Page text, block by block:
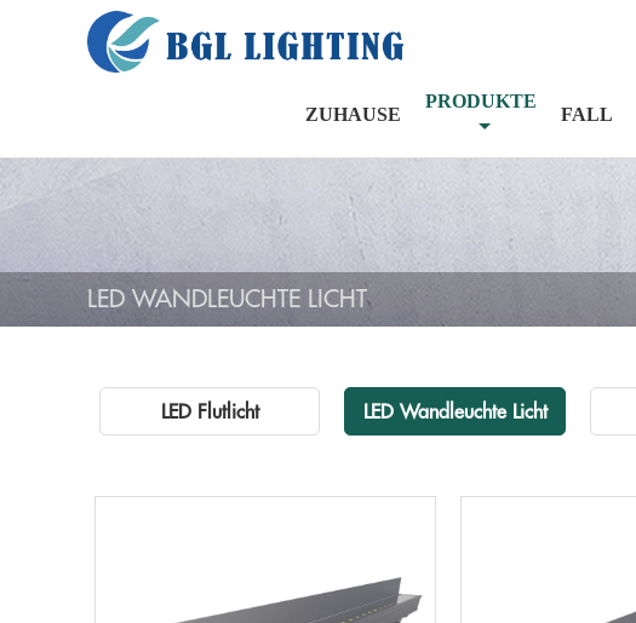
ZUHAUSE
PRODUKTE
FALL
LED WANDLEUCHTE LICHT
LED Flutlicht LED Wandleuchte Licht